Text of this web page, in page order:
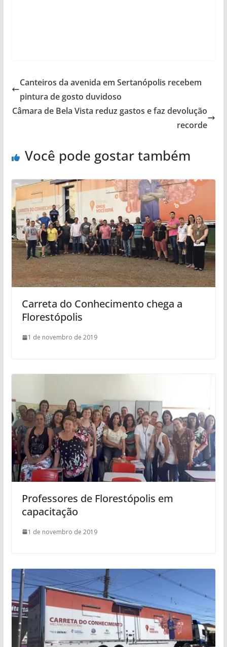
Canteiros da avenida em Sertanópolis recebem
pintura de gosto duvidoso
Câmara de Bela Vista reduz gastos e faz devolução
recorde
Você pode gostar também
Carreta do Conhecimento chega a
Florestópolis
1 de novembro de 2019
Professores de Florestópolis em
capacitação
1 de novembro de 2019